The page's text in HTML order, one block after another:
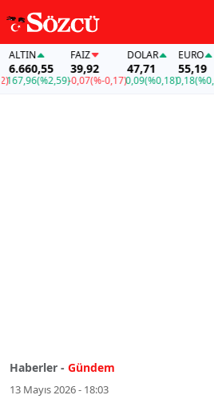
(%2,59)
FAİZ
39,92
-0,07(%-0,17)
DOLAR
47,71
0,09(%0,18)
EURO
55,19
0,18
Haberler - Gündem
13 Mayıs 2026 - 18:03